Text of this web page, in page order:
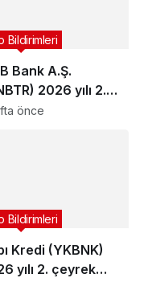
Bank A.Ş.
2026 yılı 2.
bilançosunu
Bildirimleri
önce
Kredi (YKBNK)
yılı 2. çeyrek
Bildirimleri